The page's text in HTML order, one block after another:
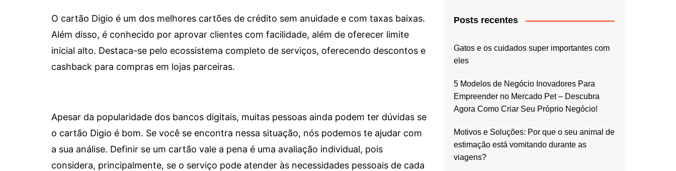
O cartão Digio é um dos melhores cartões de crédito sem anuidade e com taxas baixas.
Além disso, é conhecido por aprovar clientes com facilidade, além de oferecer limite
inicial alto. Destaca-se pelo ecossistema completo de serviços, oferecendo descontos e
cashback para compras em lojas parceiras.
Apesar da popularidade dos bancos digitais, muitas pessoas ainda podem ter dúvidas se
o cartão Digio é bom. Se você se encontra nessa situação, nós podemos te ajudar com
a sua análise. Definir se um cartão vale a pena é uma avaliação individual, pois
considera, principalmente, se o serviço pode atender às necessidades pessoais de cada
Posts recentes
Gatos e os cuidados super importantes com
eles
5 Modelos de Negócio Inovadores Para
Empreender no Mercado Pet – Descubra
Agora Como Criar Seu Próprio Negócio!
Motivos e Soluções: Por que o seu animal de
estimação está vomitando durante as
viagens?